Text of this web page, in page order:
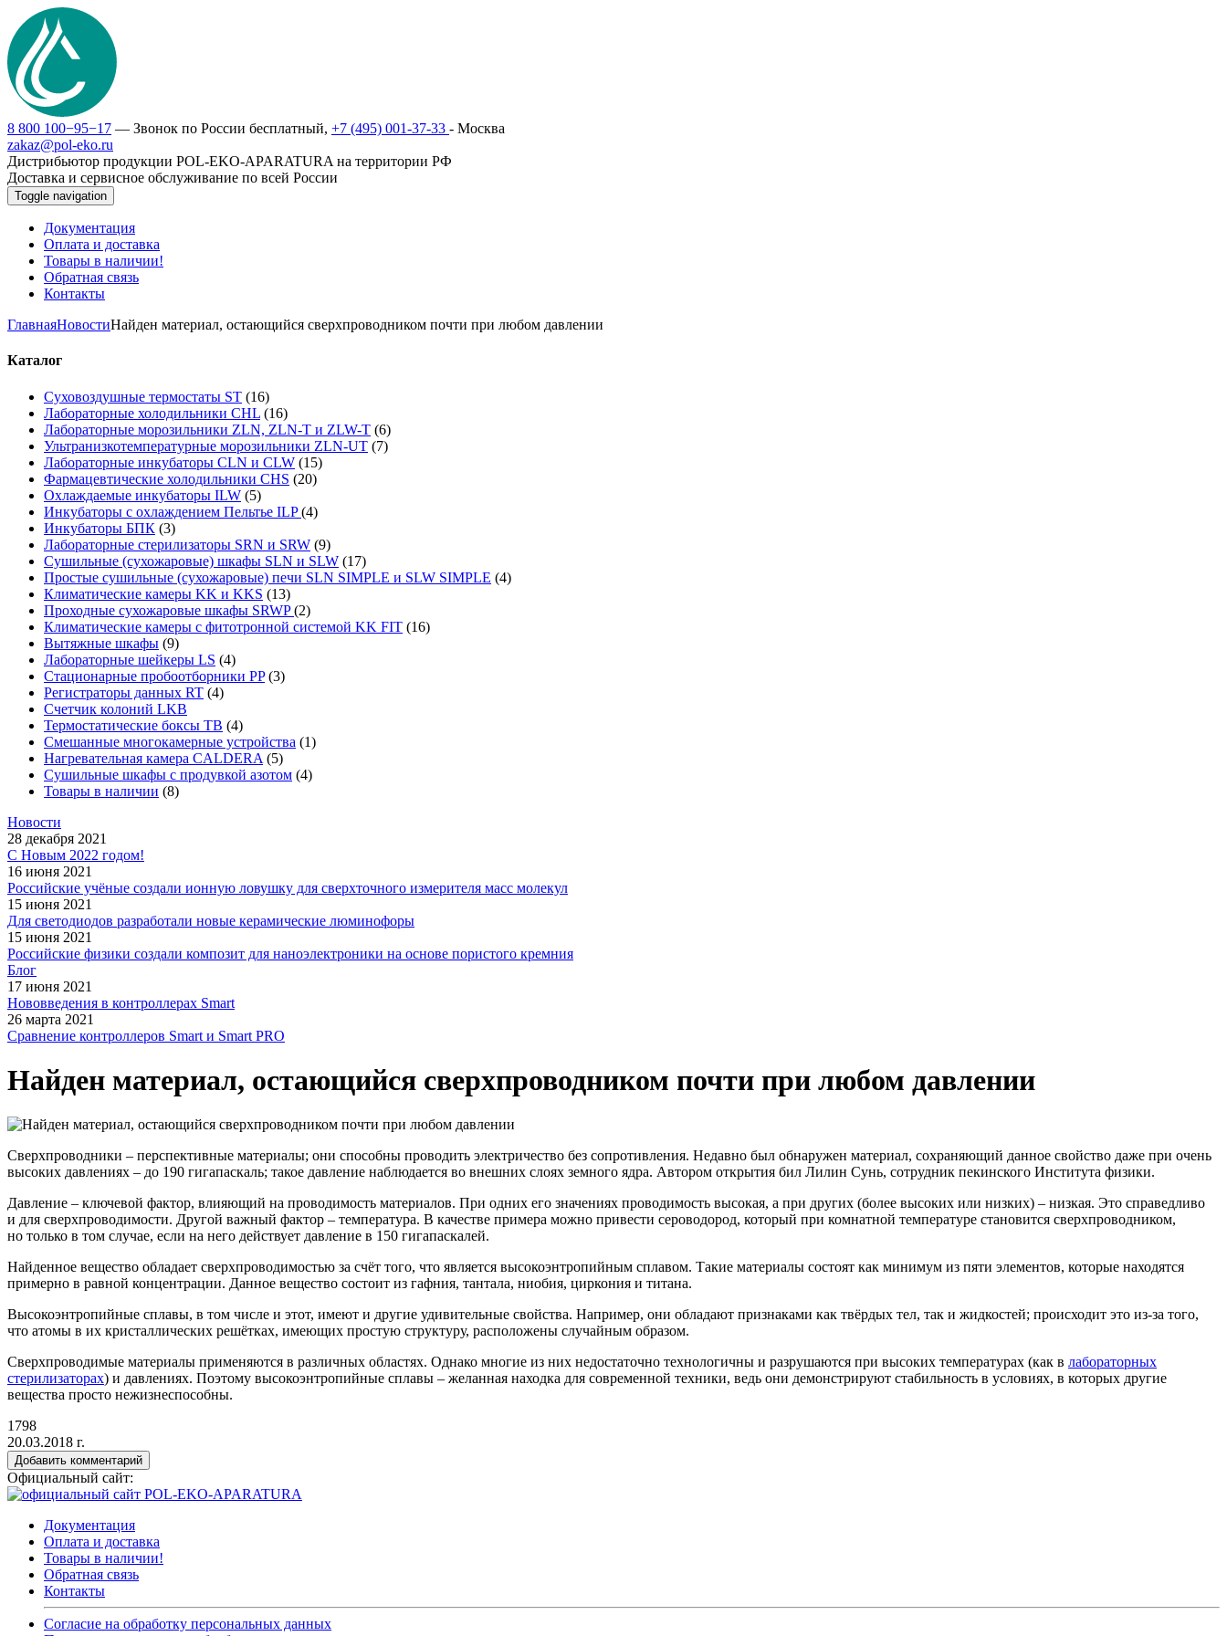
8 800 100−95−17 — Звонок по России бесплатный, +7 (495) 001-37-33 - Москва
zakaz@pol-eko.ru
Дистрибьютор продукции POL-EKO-APARATURA на территории РФ
Доставка и сервисное обслуживание по всей России
Toggle navigation
Документация
Оплата и доставка
Товары в наличии!
Обратная связь
Контакты
ГлавнаяНовостиНайден материал, остающийся сверхпроводником почти при любом давлении
Каталог
Суховоздушные термостаты ST (16)
Лабораторные холодильники CHL (16)
Лабораторные морозильники ZLN, ZLN-T и ZLW-T (6)
Ультранизкотемпературные морозильники ZLN-UT (7)
Лабораторные инкубаторы CLN и CLW (15)
Фармацевтические холодильники CHS (20)
Охлаждаемые инкубаторы ILW (5)
Инкубаторы с охлаждением Пельтье ILP(4)
Инкубаторы БПК (3)
Лабораторные стерилизаторы SRN и SRW (9)
Сушильные (сухожаровые) шкафы SLN и SLW (17)
Простые сушильные (сухожаровые) печи SLN SIMPLE и SLW SIMPLE (4)
Климатические камеры KK и KKS (13)
Проходные сухожаровые шкафы SRWP(2)
Климатические камеры с фитотронной системой KK FIT (16)
Вытяжные шкафы (9)
Лабораторные шейкеры LS (4)
Стационарные пробоотборники PP (3)
Регистраторы данных RT (4)
Счетчик колоний LKB
Термостатические боксы TB (4)
Смешанные многокамерные устройства (1)
Нагревательная камера CALDERA (5)
Сушильные шкафы с продувкой азотом (4)
Товары в наличии (8)
Новости
28 декабря 2021
С Новым 2022 годом!
16 июня 2021
Российские учёные создали ионную ловушку для сверхточного измерителя масс молекул
15 июня 2021
Для светодиодов разработали новые керамические люминофоры
15 июня 2021
Российские физики создали композит для наноэлектроники на основе пористого кремния
Блог
17 июня 2021
Нововведения в контроллерах Smart
26 марта 2021
Сравнение контроллеров Smart и Smart PRO
Найден материал, остающийся сверхпроводником почти при любом давлении
Сверхпроводники – перспективные материалы; они способны проводить электричество без сопротивления. Недавно был обнаружен материал, сохраняющий данное свойство даже при очень
высоких давлениях – до 190 гигапаскаль; такое давление наблюдается во внешних слоях земного ядра. Автором открытия бил Лилин Сунь, сотрудник пекинского Института физики.
Давление – ключевой фактор, влияющий на проводимость материалов. При одних его значениях проводимость высокая, а при других (более высоких или низких) – низкая. Это справедливо
и для сверхпроводимости. Другой важный фактор – температура. В качестве примера можно привести сероводород, который при комнатной температуре становится сверхпроводником,
но только в том случае, если на него действует давление в 150 гигапаскалей.
Найденное вещество обладает сверхпроводимостью за счёт того, что является высокоэнтропийным сплавом. Такие материалы состоят как минимум из пяти элементов, которые находятся
примерно в равной концентрации. Данное вещество состоит из гафния, тантала, ниобия, циркония и титана.
Высокоэнтропийные сплавы, в том числе и этот, имеют и другие удивительные свойства. Например, они обладают признаками как твёрдых тел, так и жидкостей; происходит это из-за того,
что атомы в их кристаллических решётках, имеющих простую структуру, расположены случайным образом.
Сверхпроводимые материалы применяются в различных областях. Однако многие из них недостаточно технологичны и разрушаются при высоких температурах (как в лабораторных
стерилизаторах) и давлениях. Поэтому высокоэнтропийные сплавы – желанная находка для современной техники, ведь они демонстрируют стабильность в условиях, в которых другие
вещества просто нежизнеспособны.
1798
20.03.2018 г.
Добавить комментарий
Официальный сайт:
Документация
Оплата и доставка
Товары в наличии!
Обратная связь
Контакты
Согласие на обработку персональных данных